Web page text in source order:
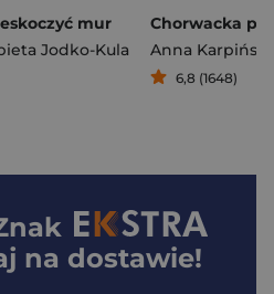
mur
Jodko-Kula
Anna
6,8 (1648)
na dostawie!